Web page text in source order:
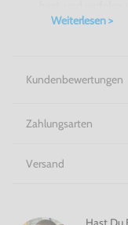
Höhepunkt.- Das
Geschwindigkeit
Einfaches und
reduzieren.
Kampfoptionen
Inhalten!Entdecke
Weiterlesen >
Kundenbewertungen
Zahlungsarten
Versand